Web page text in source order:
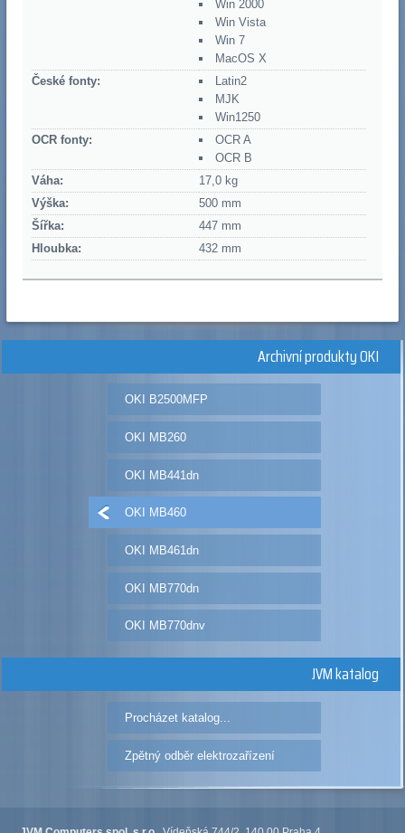
Win 2000
Win Vista
Win 7
MacOS X
České fonty:
Latin2
MJK
Win1250
OCR fonty:
OCR A
OCR B
Váha:
17,0 kg
Výška:
500 mm
Šířka:
447 mm
Hloubka:
432 mm
Archivní produkty OKI
OKI B2500MFP
OKI MB260
OKI MB441dn
OKI MB460
OKI MB461dn
OKI MB770dn
OKI MB770dnv
JVM katalog
Procházet katalog...
Zpětný odběr elektrozařízení